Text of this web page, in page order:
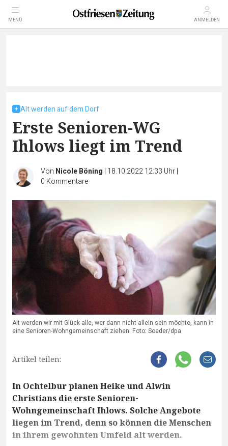
MENÜ ANMELDEN
Alt werden auf dem Dorf
Erste Senioren-WG
Ihlows liegt im Trend
Von Nicole Böning | 18.10.2022 12:33 Uhr|
0 Kommentare
Alt werden wir mit Glück alle, wer dann nicht allein sein möchte, kann in
eine Senioren-Wohngemeinschaft ziehen. Foto: Soeder/dpa
Artikel teilen:
In Ochtelbur planen Heike und Alwin
Christians die erste Senioren-
Wohngemeinschaft Ihlows. Solche Angebote
liegen im Trend, denn so können die Menschen
in ihrem gewohnten Umfeld alt werden.